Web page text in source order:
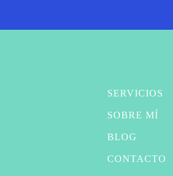
SERVICIOS
SOBRE MÍ
BLOG
CONTACTO